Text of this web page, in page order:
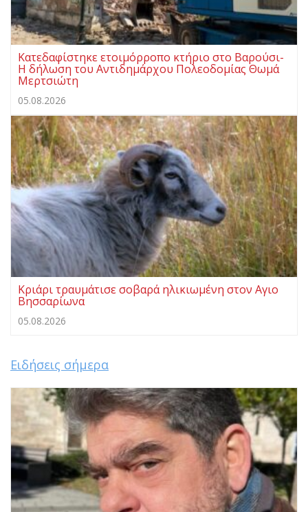
Κατεδαφίστηκε ετοιμόρροπο κτήριο στο Βαρούσι-
Η δήλωση του Αντιδημάρχου Πολεοδομίας Θωμά
Μερτσιώτη
05.08.2026
Κριάρι τραυμάτισε σοβαρά ηλικιωμένη στον Αγιο
Βησσαρίωνα
05.08.2026
Ειδήσεις σήμερα